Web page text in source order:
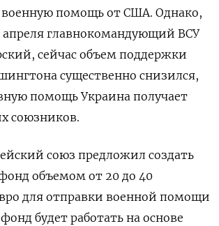
помощь от США. Однако,
апреля главнокомандующий ВСУ
сейчас объем поддержки
существенно снизился,
помощь Украина получает
союзников.
союз предложил создать
объемом от 20 до 40
для отправки военной помощи
будет работать на основе